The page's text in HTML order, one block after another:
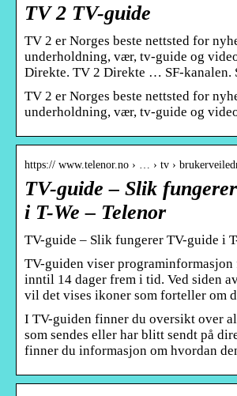
TV 2 TV-guide
TV 2 er Norges beste nettsted for
underholdning, vær, tv-guide og
Direkte. TV 2 Direkte … SF-kanalen.
TV 2 er Norges beste nettsted for
underholdning, vær, tv-guide og
https:// www.telenor.no › … › tv ›
TV-guide – Slik
i T-We – Telenor
TV-guide – Slik fungerer TV-guide i
TV-guiden viser
inntil 14 dager frem i tid. Ved siden
vil det vises ikoner som forteller om
I TV-guiden finner du oversikt over
som sendes eller har blitt sendt på
finner du informasjon om hvordan